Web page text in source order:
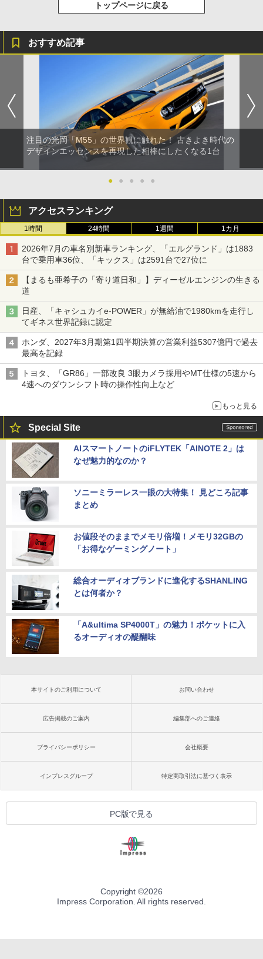
トップページに戻る
おすすめ記事
注目の光岡「M55」の世界観に触れた！ 古きよき時代の
デザインエッセンスを再現した相棒にしたくなる1台
● ● ● ● ●
アクセスランキング
1時間 24時間 1週間 1カ月
2026年7月の車名別新車ランキング、「エルグランド」は1883
台で乗用車36位、「キックス」は2591台で27位に
【まるも亜希子の「寄り道日和」】ディーゼルエンジンの生きる
道
日産、「キャシュカイe-POWER」が無給油で1980kmを走行し
てギネス世界記録に認定
ホンダ、2027年3月期第1四半期決算の営業利益5307億円で過去
最高を記録
トヨタ、「GR86」一部改良 3眼カメラ採用やMT仕様の5速から
4速へのダウンシフト時の操作性向上など
もっと見る
Special Site
AIスマートノートのiFLYTEK「AINOTE 2」は
なぜ魅力的なのか？
ソニーミラーレス一眼の大特集！ 見どころ記事
まとめ
お値段そのままでメモリ倍増！メモリ32GBの
「お得なゲーミングノート」
総合オーディオブランドに進化するSHANLING
とは何者か？
「A&ultima SP4000T」の魅力！ポケットに入
るオーディオの醍醐味
本サイトのご利用について お問い合わせ
広告掲載のご案内 編集部へのご連絡
プライバシーポリシー 会社概要
インプレスグループ 特定商取引法に基づく表示
PC版で見る
Copyright ©2026
Impress Corporation. All rights reserved.